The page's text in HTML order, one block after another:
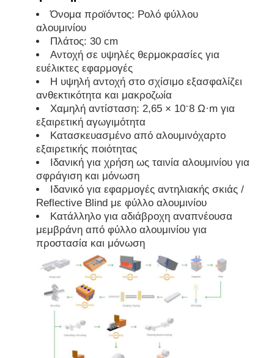
Όνομα προϊόντος: Ρολό φύλλου
αλουμινίου
Πλάτος: 30 cm
Αντοχή σε υψηλές θερμοκρασίες για
ευέλικτες εφαρμογές
Η υψηλή αντοχή στο σχίσιμο εξασφαλίζει
ανθεκτικότητα και μακροζωία
Χαμηλή αντίσταση: 2,65 × 10⁻8 Ω·m για
εξαιρετική αγωγιμότητα
Κατασκευασμένο από αλουμινόχαρτο
εξαιρετικής ποιότητας
Ιδανική για χρήση ως ταινία αλουμινίου για
σφράγιση και μόνωση
Ιδανικό για εφαρμογές αντηλιακής σκιάς /
Reflective Blind με φύλλο αλουμινίου
Κατάλληλο για αδιάβροχη αναπνέουσα
μεμβράνη από φύλλο αλουμινίου για
προστασία και μόνωση